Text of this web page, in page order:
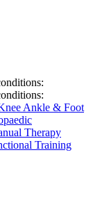
Ankle & Foot
Therapy
Training